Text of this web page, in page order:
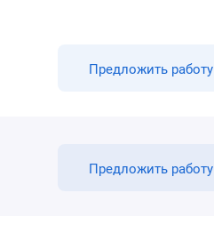
Предложить работу
Предложить работу